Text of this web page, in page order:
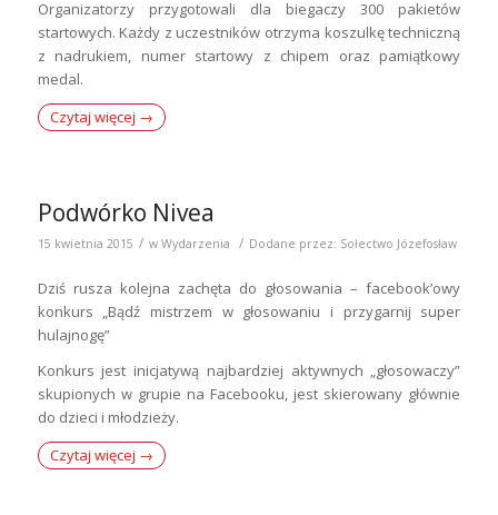
Organizatorzy przygotowali dla biegaczy 300 pakietów
startowych. Każdy z uczestników otrzyma koszulkę techniczną
z nadrukiem, numer startowy z chipem oraz pamiątkowy
medal.
Czytaj więcej →
Podwórko Nivea
15 kwietnia 2015 / w Wydarzenia / Dodane przez: Sołectwo Józefosław
Dziś rusza kolejna zachęta do głosowania – facebook’owy
konkurs „Bądź mistrzem w głosowaniu i przygarnij super
hulajnogę”
Konkurs jest inicjatywą najbardziej aktywnych „głosowaczy”
skupionych w grupie na Facebooku, jest skierowany głównie
do dzieci i młodzieży.
Czytaj więcej →